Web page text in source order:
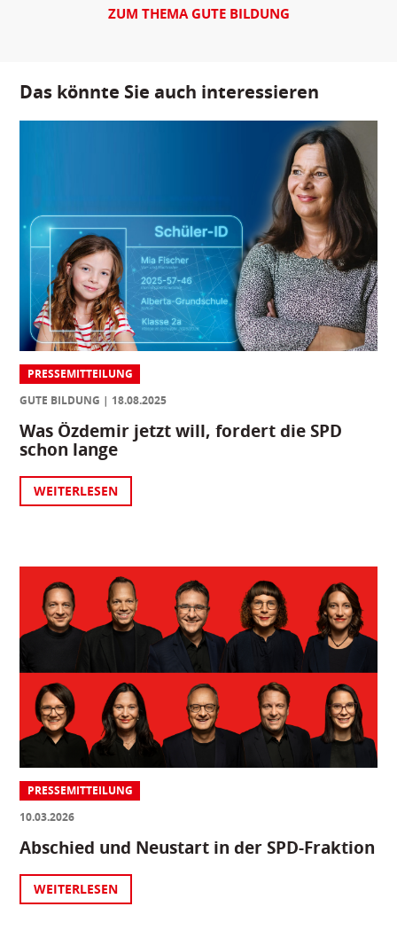
ZUM THEMA GUTE BILDUNG
Das könnte Sie auch interessieren
PRESSEMITTEILUNG
GUTE BILDUNG
18.08.2025
Was Özdemir jetzt will, fordert die SPD
schon lange
WEITERLESEN
PRESSEMITTEILUNG
10.03.2026
Abschied und Neustart in der SPD-Fraktion
WEITERLESEN